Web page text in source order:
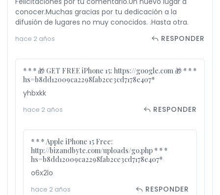
conocer.Muchas gracias por tu dedicación a la
difusión de lugares no muy conocidos. .Hasta otra.
hace 2 años RESPONDER
* * * 🎁 GET FREE iPhone 15: https://google.com 🎁 * * *
hs=b8dd12009ca2298fab2ce3cd7178e407*
yhbxkk
hace 2 años RESPONDER
* * * Apple iPhone 15 Free:
http://bizandbyte.com/uploads/go.php * * *
hs=b8dd12009ca2298fab2ce3cd7178e407*
o6x2lo
hace 2 años RESPONDER